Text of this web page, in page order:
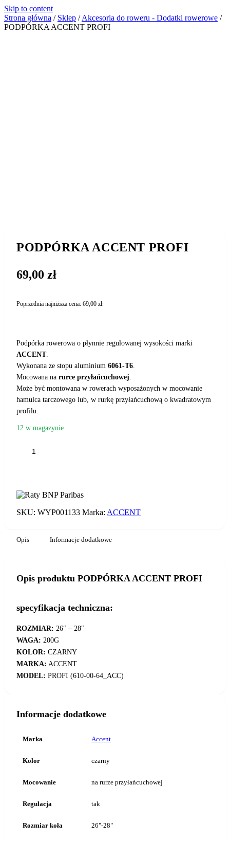
Skip to content
Strona główna / Sklep / Akcesoria do roweru - Dodatki rowerowe /
PODPÓRKA ACCENT PROFI
PODPÓRKA ACCENT PROFI
69,00 zł
Poprzednia najniższa cena: 69,00 zł.
Podpórka rowerowa o płynnie regulowanej wysokości marki
ACCENT.
Wykonana ze stopu aluminium 6061-T6.
Mocowana na rurce przyłańcuchowej.
Może być montowana w rowerach wyposażonych w mocowanie
hamulca tarczowego lub, w rurkę przyłańcuchową o kwadratowym
profilu.
12 w magazynie
SKU: WYP001133 Marka: ACCENT
Opis Informacje dodatkowe
Opis produktu PODPÓRKA ACCENT PROFI
specyfikacja techniczna:
ROZMIAR: 26″ – 28″
WAGA: 200G
KOLOR: CZARNY
MARKA: ACCENT
MODEL: PROFI (610-00-64_ACC)
Informacje dodatkowe
Marka Accent
Kolor czarny
Mocowanie na rurze przyłańcuchowej
Regulacja tak
Rozmiar koła 26"-28"